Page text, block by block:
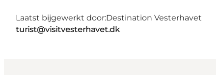
Laatst bijgewerkt door:Destination Vesterhavet
turist@visitvesterhavet.dk